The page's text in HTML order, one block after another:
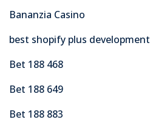
Bananzia Casino
best shopify plus
Bet 188 468
Bet 188 649
Bet 188 883